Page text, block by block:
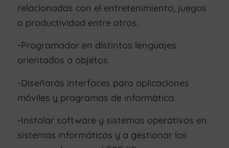
relacionadas con el entretenimiento, juegos
o productividad entre otros.
-Programador en distintos lenguajes
orientados a objetos.
-Diseñarás interfaces para aplicaciones
móviles y programas de informática.
-Instalar software y sistemas operativos en
sistemas informáticos y a gestionar los